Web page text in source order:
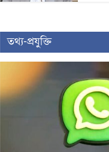
তথ্য-প্রযুক্তি